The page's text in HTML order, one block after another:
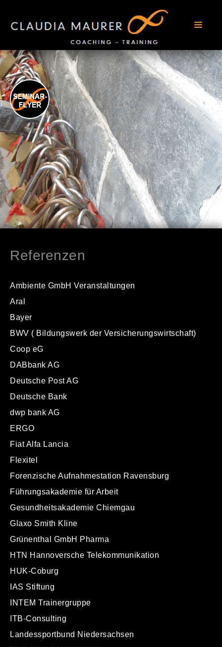
Referenzen
Ambiente GmbH Veranstaltungen
Aral
Bayer
BWV ( Bildungswerk der Versicherungswirtschaft)
Coop eG
DABbank AG
Deutsche Post AG
Deutsche Bank
dwp bank AG
ERGO
Fiat Alfa Lancia
Flexitel
Forenzische Aufnahmestation Ravensburg
Führungsakademie für Arbeit
Gesundheitsakademie Chiemgau
Glaxo Smith Kline
Grünenthal GmbH Pharma
HTN Hannoversche Telekommunikation
HUK-Coburg
IAS Stiftung
INTEM Trainergruppe
ITB-Consulting
Landessportbund Niedersachsen